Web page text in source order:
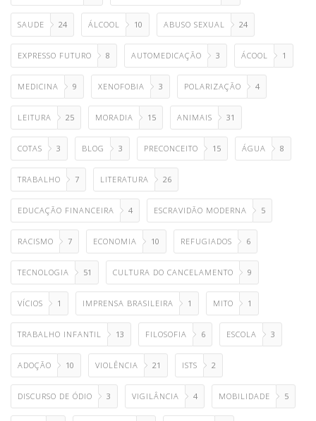
SAUDE 24 ÁLCOOL 10 ABUSO SEXUAL 24
EXPRESSO FUTURO 8 AUTOMEDICAÇÃO 3 ÁCOOL 1
MEDICINA 9 XENOFOBIA 3 POLARIZAÇÃO 4
LEITURA 25 MORADIA 15 ANIMAIS 31
COTAS 3 BLOG 3 PRECONCEITO 15 ÁGUA 8
TRABALHO 7 LITERATURA 26
EDUCAÇÃO FINANCEIRA 4 ESCRAVIDÃO MODERNA 5
RACISMO 7 ECONOMIA 10 REFUGIADOS 6
TECNOLOGIA 51 CULTURA DO CANCELAMENTO 9
VÍCIOS 1 IMPRENSA BRASILEIRA 1 MITO 1
TRABALHO INFANTIL 13 FILOSOFIA 6 ESCOLA 3
ADOÇÃO 10 VIOLÊNCIA 21 ISTS 2
DISCURSO DE ÓDIO 3 VIGILÂNCIA 4 MOBILIDADE 5